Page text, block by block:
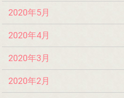
2020年5月
2020年4月
2020年3月
2020年2月